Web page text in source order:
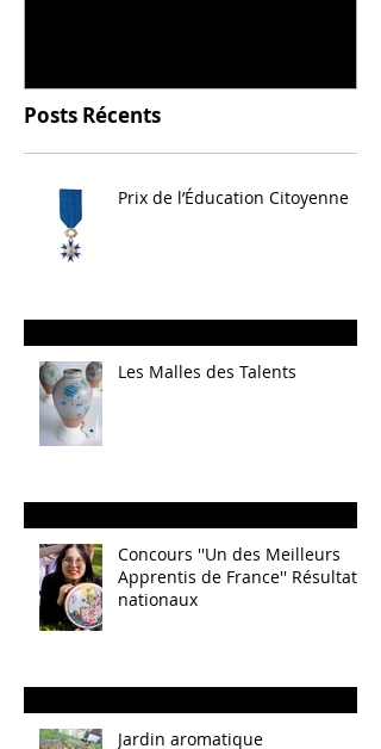
Posts Récents
Prix de l’Éducation Citoyenne
Les Malles des Talents
Concours ''Un des Meilleurs
Apprentis de France'' Résultats
nationaux
Jardin aromatique